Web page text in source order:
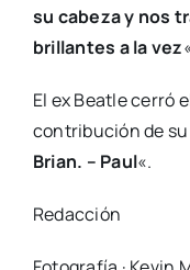
su cabeza y nos
brillantes a la vez
El ex Beatle cerró
contribución de
Brian. – Paul«.
Redacción